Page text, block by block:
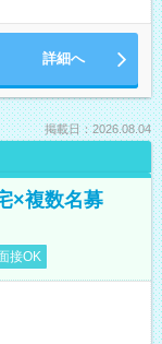
詳細へ
掲載日：2026.08.04
×複数名募
接OK